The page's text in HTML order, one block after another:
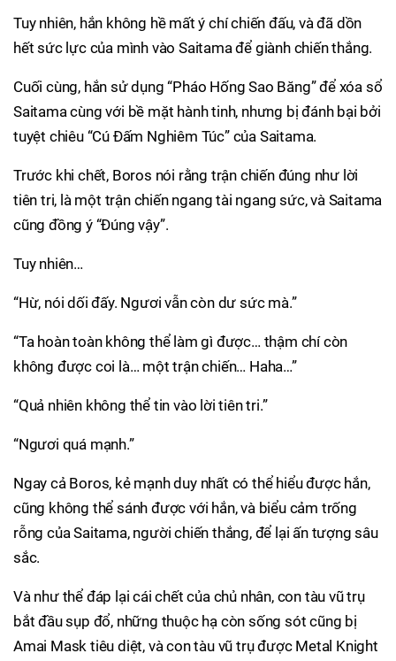
Tuy nhiên, hắn không hề mất ý chí chiến đấu, và đã dồn
hết sức lực của mình vào Saitama để giành chiến thắng.
Cuối cùng, hắn sử dụng “Pháo Hống Sao Băng” để xóa sổ
Saitama cùng với bề mặt hành tinh, nhưng bị đánh bại bởi
tuyệt chiêu “Cú Đấm Nghiêm Túc” của Saitama.
Trước khi chết, Boros nói rằng trận chiến đúng như lời
tiên tri, là một trận chiến ngang tài ngang sức, và Saitama
cũng đồng ý “Đúng vậy”.
Tuy nhiên…
“Hừ, nói dối đấy. Ngươi vẫn còn dư sức mà.”
“Ta hoàn toàn không thể làm gì được… thậm chí còn
không được coi là… một trận chiến… Haha…”
“Quả nhiên không thể tin vào lời tiên tri.”
“Ngươi quá mạnh.”
Ngay cả Boros, kẻ mạnh duy nhất có thể hiểu được hắn,
cũng không thể sánh được với hắn, và biểu cảm trống
rỗng của Saitama, người chiến thắng, để lại ấn tượng sâu
sắc.
Và như thể đáp lại cái chết của chủ nhân, con tàu vũ trụ
bắt đầu sụp đổ, những thuộc hạ còn sống sót cũng bị
Amai Mask tiêu diệt, và con tàu vũ trụ được Metal Knight